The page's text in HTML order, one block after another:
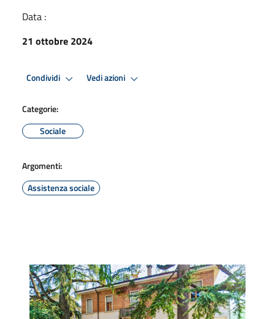
Data :
21 ottobre 2024
Condividi Vedi azioni
Categorie:
Sociale
Argomenti:
Assistenza sociale